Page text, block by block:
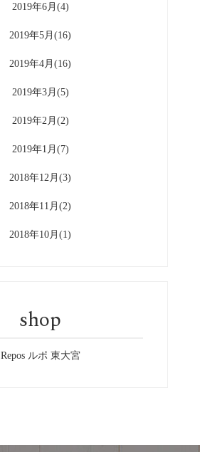
2019年6月(4)
2019年5月(16)
2019年4月(16)
2019年3月(5)
2019年2月(2)
2019年1月(7)
2018年12月(3)
2018年11月(2)
2018年10月(1)
shop
Repos ルポ 東大宮